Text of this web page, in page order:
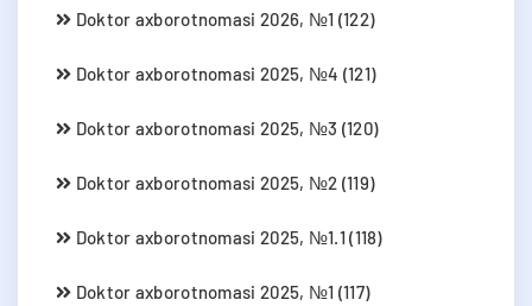
Doktor axborotnomasi 2026, №1 (122)
Doktor axborotnomasi 2025, №4 (121)
Doktor axborotnomasi 2025, №3 (120)
Doktor axborotnomasi 2025, №2 (119)
Doktor axborotnomasi 2025, №1.1 (118)
Doktor axborotnomasi 2025, №1 (117)